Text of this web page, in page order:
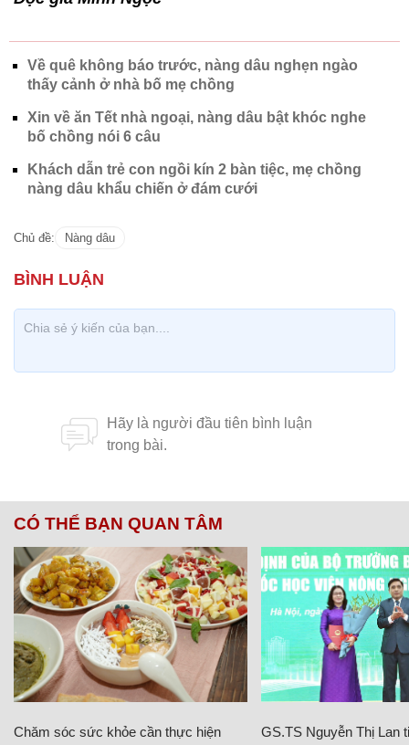
Về quê không báo trước, nàng dâu nghẹn ngào
thấy cảnh ở nhà bố mẹ chồng
Xin về ăn Tết nhà ngoại, nàng dâu bật khóc nghe
bố chồng nói 6 câu
Khách dẫn trẻ con ngồi kín 2 bàn tiệc, mẹ chồng
nàng dâu khẩu chiến ở đám cưới
Chủ đề: Nàng dâu
CÓ THỂ BẠN QUAN TÂM
Chăm sóc sức khỏe cần thực hiện
GS.TS Nguyễn Thị Lan